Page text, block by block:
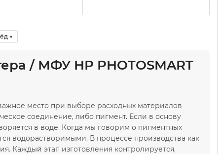
»
/ МФУ HP PHOTOSMART
место при выборе расходных материалов
соединение, либо пигмент. Если в основу
в воде. Когда мы говорим о пигментных
водорастворимыми. В процессе производства как
Каждый этап изготовления контролируется,